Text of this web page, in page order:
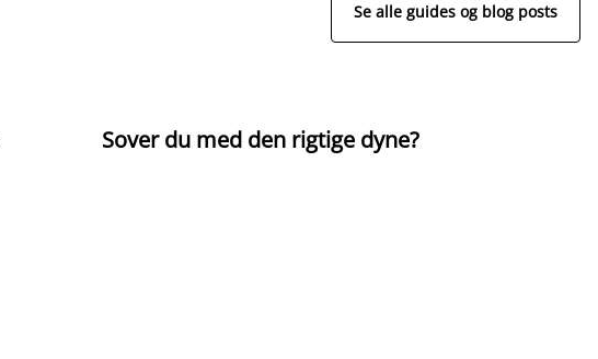
Se alle guides og blog posts
Sover du med den rigtige dyne?